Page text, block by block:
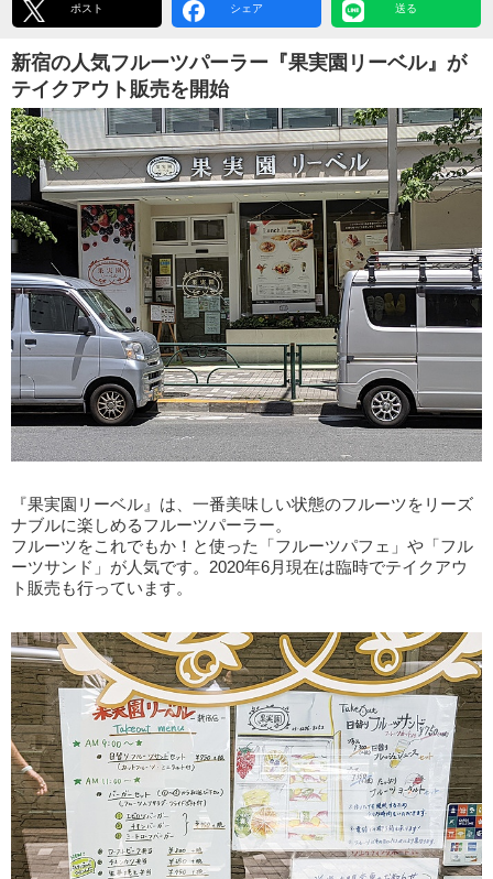
ポスト シェア 送る
新宿の人気フルーツパーラー『果実園リーベル』が
テイクアウト販売を開始
『果実園リーベル』は、一番美味しい状態のフルーツをリーズ
ナブルに楽しめるフルーツパーラー。
フルーツをこれでもか！と使った「フルーツパフェ」や「フル
ーツサンド」が人気です。2020年6月現在は臨時でテイクアウ
ト販売も行っています。